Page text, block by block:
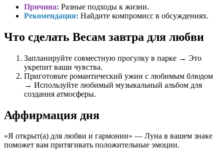
Причина: Разные подходы к жизни.
Рекомендация: Найдите компромисс в обсуждениях.
Что сделать Весам завтра для любви
Запланируйте совместную прогулку в парке → Это
укрепит ваши чувства.
Приготовьте романтический ужин с любимым блюдом
→ Используйте любимый музыкальный альбом для
создания атмосферы.
Аффирмация дня
«Я открыт(а) для любви и гармонии» — Луна в вашем знаке
поможет вам притягивать положительные эмоции.